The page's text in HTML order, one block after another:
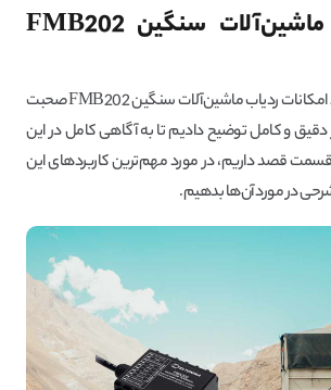
ماشین‌آلات سنگین FMB202
در قسمت قبل در مورد امکانات ردیاب ماشین‌آلات سنگین FMB202 صحبت
دقیق و کامل توضیح دادیم تا به آگاهی کامل در این
قسمت قصد داریم، در مورد مهم‌ترین کاربردهای این
شرحی در مورد آن‌ها بدهیم.